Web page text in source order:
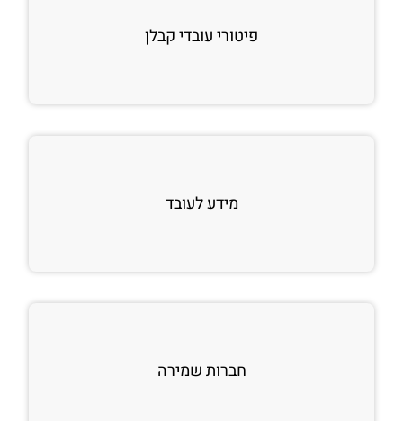
פיטורי עובדי קבלן
מידע לעובד
חברות שמירה